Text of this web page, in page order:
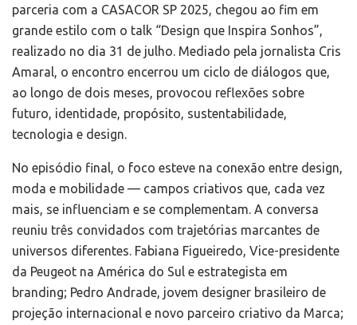
parceria com a CASACOR SP 2025, chegou ao fim em
grande estilo com o talk “Design que Inspira Sonhos”,
realizado no dia 31 de julho. Mediado pela jornalista Cris
Amaral, o encontro encerrou um ciclo de diálogos que,
ao longo de dois meses, provocou reflexões sobre
futuro, identidade, propósito, sustentabilidade,
tecnologia e design.
No episódio final, o foco esteve na conexão entre design,
moda e mobilidade — campos criativos que, cada vez
mais, se influenciam e se complementam. A conversa
reuniu três convidados com trajetórias marcantes de
universos diferentes. Fabiana Figueiredo, Vice-presidente
da Peugeot na América do Sul e estrategista em
branding; Pedro Andrade, jovem designer brasileiro de
projeção internacional e novo parceiro criativo da Marca;